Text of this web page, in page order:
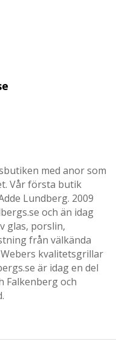
med anor som
Vår första butik
Lundberg. 2009
och än idag
glas, porslin,
från välkända
kvalitetsgrillar
är idag en del
Falkenberg och